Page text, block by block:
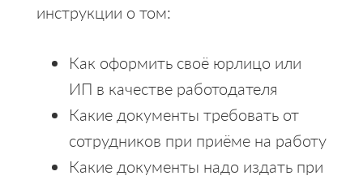
инструкции о том:
Как оформить своё юрлицо или
ИП в качестве работодателя
Какие документы требовать от
сотрудников при приёме на работу
Какие документы надо издать при